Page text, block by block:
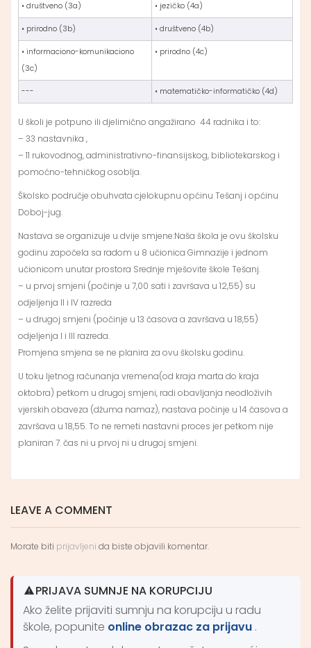
• društveno (3a) • jezičko (4a)
• prirodno (3b) • društveno (4b)
• informaciono-komunikaciono
(3c)
• prirodno (4c)
--- • matematičko-informatičko (4d)
U školi je potpuno ili djelimično angažirano 44 radnika i to:
– 33 nastavnika ,
– 11 rukovodnog, administrativno-finansijskog, bibliotekarskog i
pomoćno-tehničkog osoblja.
Školsko područje obuhvata cjelokupnu općinu Tešanj i općinu
Doboj-jug.
Nastava se organizuje u dvije smjene:Naša škola je ovu školsku
godinu započela sa radom u 8 učionica Gimnazije i jednom
učionicom unutar prostora Srednje mješovite škole Tešanj.
– u prvoj smjeni (počinje u 7,00 sati i završava u 12,55) su
odjeljenja II i IV razreda
– u drugoj smjeni (počinje u 13 časova a završava u 18,55)
odjeljenja I i III razreda.
Promjena smjena se ne planira za ovu školsku godinu.
U toku ljetnog računanja vremena(od kraja marta do kraja
oktobra) petkom u drugoj smjeni, radi obavljanja neodloživih
vjerskih obaveza (džuma namaz), nastava počinje u 14 časova a
završava u 18,55. To ne remeti nastavni proces jer petkom nije
planiran 7. čas ni u prvoj ni u drugoj smjeni.
LEAVE A COMMENT
Morate biti prijavljeni da biste objavili komentar.
PRIJAVA SUMNJE NA KORUPCIJU
Ako želite prijaviti sumnju na korupciju u radu
škole, popunite online obrazac za prijavu .